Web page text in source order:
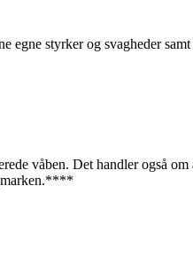
styrker og svagheder
våben. Det handler også